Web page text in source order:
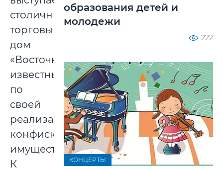
столичный
торговый
дом
«Восточный»,
известный
по
своей
реализации
конфискованного
имущества.
К
образования детей и
молодежи
222
КОНЦЕРТЫ